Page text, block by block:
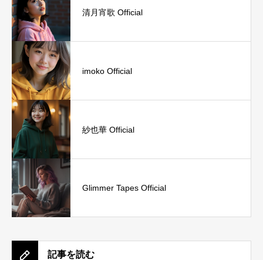
清月宵歌 Official
imoko Official
紗也華 Official
Glimmer Tapes Official
記事を読む